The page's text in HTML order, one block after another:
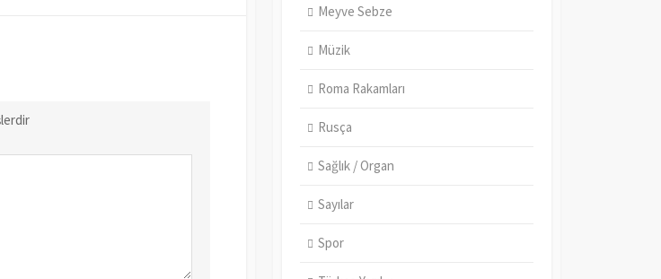
Meyve Sebze
Müzik
Roma Rakamları
Rusça
Sağlık / Organ
Sayılar
Spor